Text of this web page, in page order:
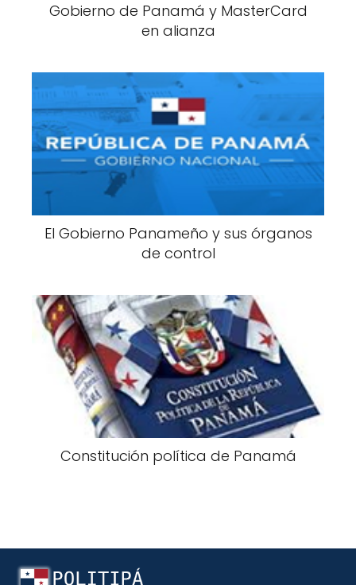
Gobierno de Panamá y MasterCard
en alianza
El Gobierno Panameño y sus órganos
de control
Constitución política de Panamá